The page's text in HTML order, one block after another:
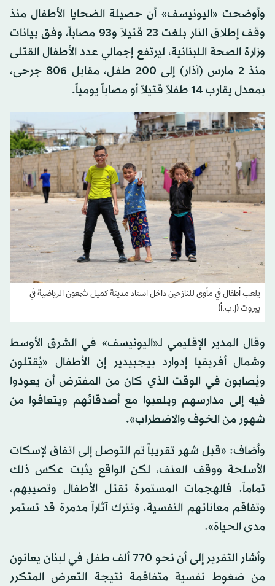
وأوضحت «اليونيسف» أن حصيلة الضحايا الأطفال منذ
وقف إطلاق النار بلغت 23 قتيلاً و93 مصاباً، وفق بيانات
وزارة الصحة اللبنانية، ليرتفع إجمالي عدد الأطفال القتلى
منذ 2 مارس (آذار) إلى 200 طفل، مقابل 806 جرحى،
بمعدل يقارب 14 طفلاً قتيلاً أو مصاباً يومياً.
يلعب أطفال في مأوى للنازحين داخل استاد مدينة كميل شمعون الرياضية في
بيروت (إ.ب.أ)
وقال المدير الإقليمي لـ«اليونيسف» في الشرق الأوسط
وشمال أفريقيا إدوارد بيجبيدير إن الأطفال «يُقتلون
ويُصابون في الوقت الذي كان من المفترض أن يعودوا
فيه إلى مدارسهم ويلعبوا مع أصدقائهم ويتعافوا من
شهور من الخوف والاضطراب».
وأضاف: «قبل شهر تقريباً تم التوصل إلى اتفاق لإسكات
الأسلحة ووقف العنف، لكن الواقع يثبت عكس ذلك
تماماً. فالهجمات المستمرة تقتل الأطفال وتصيبهم،
وتفاقم معاناتهم النفسية، وتترك آثاراً مدمرة قد تستمر
مدى الحياة».
وأشار التقرير إلى أن نحو 770 ألف طفل في لبنان يعانون
من ضغوط نفسية متفاقمة نتيجة التعرض المتكرر